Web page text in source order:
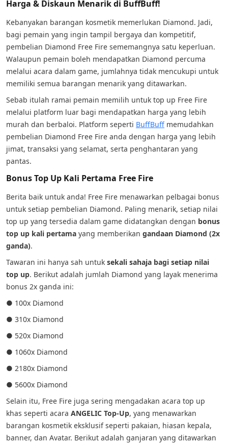
Harga & Diskaun Menarik di BuffBuff!
Kebanyakan barangan kosmetik memerlukan Diamond. Jadi,
bagi pemain yang ingin tampil bergaya dan kompetitif,
pembelian Diamond Free Fire sememangnya satu keperluan.
Walaupun pemain boleh mendapatkan Diamond percuma
melalui acara dalam game, jumlahnya tidak mencukupi untuk
memiliki semua barangan menarik yang ditawarkan.
Sebab itulah ramai pemain memilih untuk top up Free Fire
melalui platform luar bagi mendapatkan harga yang lebih
murah dan berbaloi. Platform seperti BuffBuff memudahkan
pembelian Diamond Free Fire anda dengan harga yang lebih
jimat, transaksi yang selamat, serta penghantaran yang
pantas.
Bonus Top Up Kali Pertama Free Fire
Berita baik untuk anda! Free Fire menawarkan pelbagai bonus
untuk setiap pembelian Diamond. Paling menarik, setiap nilai
top up yang tersedia dalam game didatangkan dengan bonus
top up kali pertama yang memberikan gandaan Diamond (2x
ganda).
Tawaran ini hanya sah untuk sekali sahaja bagi setiap nilai
top up. Berikut adalah jumlah Diamond yang layak menerima
bonus 2x ganda ini:
● 100x Diamond
● 310x Diamond
● 520x Diamond
● 1060x Diamond
● 2180x Diamond
● 5600x Diamond
Selain itu, Free Fire juga sering mengadakan acara top up
khas seperti acara ANGELIC Top-Up, yang menawarkan
barangan kosmetik eksklusif seperti pakaian, hiasan kepala,
banner, dan Avatar. Berikut adalah ganjaran yang ditawarkan